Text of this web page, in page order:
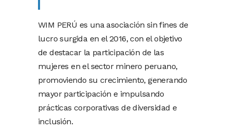
WIM PERÚ es una asociación sin fines de
lucro surgida en el 2016, con el objetivo
de destacar la participación de las
mujeres en el sector minero peruano,
promoviendo su crecimiento, generando
mayor participación e impulsando
prácticas corporativas de diversidad e
inclusión.